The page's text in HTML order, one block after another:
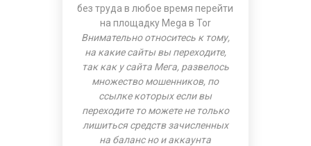
без труда в любое время перейти
на площадку Mega в Tor
Внимательно относитесь к тому,
на какие сайты вы переходите,
так как у сайта Мега, развелось
множество мошенников, по
ссылке которых если вы
переходите то можете не только
лишиться средств зачисленных
на баланс но и аккаунта